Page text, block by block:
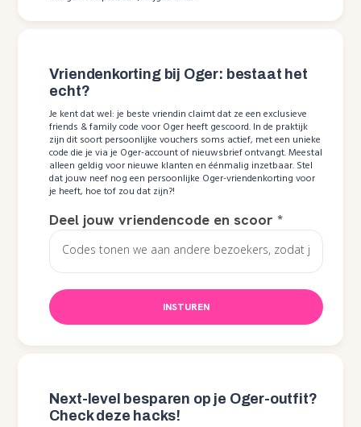
Vriendenkorting bij Oger: bestaat het
echt?
Je kent dat wel: je beste vriendin claimt dat ze een exclusieve
friends & family code voor Oger heeft gescoord. In de praktijk
zijn dit soort persoonlijke vouchers soms actief, met een unieke
code die je via je Oger-account of nieuwsbrief ontvangt. Meestal
alleen geldig voor nieuwe klanten en éénmalig inzetbaar. Stel
dat jouw neef nog een persoonlijke Oger-vriendenkorting voor
je heeft, hoe tof zou dat zijn?!
Deel jouw vriendencode en scoor*
INSTUREN
Next-level besparen op je Oger-outfit?
Check deze hacks!